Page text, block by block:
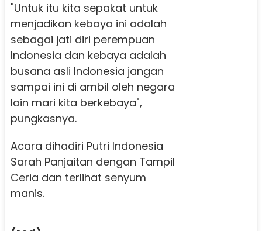
"Untuk itu kita sepakat untuk
menjadikan kebaya ini adalah
sebagai jati diri perempuan
Indonesia dan kebaya adalah
busana asli Indonesia jangan
sampai ini di ambil oleh negara
lain mari kita berkebaya",
pungkasnya.
Acara dihadiri Putri Indonesia
Sarah Panjaitan dengan Tampil
Ceria dan terlihat senyum
manis.